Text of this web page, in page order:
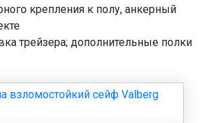
крепления к полу, анкерный
трейзера; дополнительные полки
взломостойкий сейф Valberg